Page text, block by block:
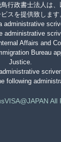
行政書士法人は
スを提供致します
administrative
administrative
Affairs and
Bureau
Justice.
following
All